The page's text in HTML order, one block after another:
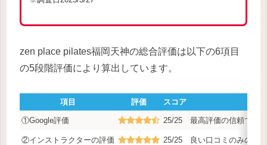
zen place pilates福岡天神の総合評価は以下の6項目
の5段階評価により算出しています。
項目 評価 スコア
①Google評価 25/25 最高評価の信頼でき
②インストラクターの評価 25/25 良い口コミのみの店